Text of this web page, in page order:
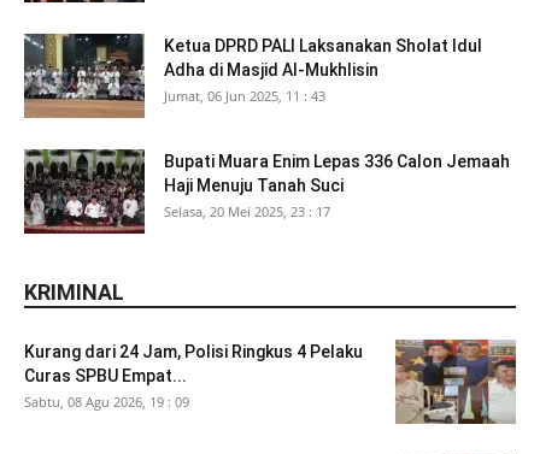
Ketua DPRD PALI Laksanakan Sholat Idul
Adha di Masjid Al-Mukhlisin
Jumat, 06 Jun 2025, 11 : 43
Bupati Muara Enim Lepas 336 Calon Jemaah
Haji Menuju Tanah Suci
Selasa, 20 Mei 2025, 23 : 17
KRIMINAL
Kurang dari 24 Jam, Polisi Ringkus 4 Pelaku
Curas SPBU Empat...
Sabtu, 08 Agu 2026, 19 : 09